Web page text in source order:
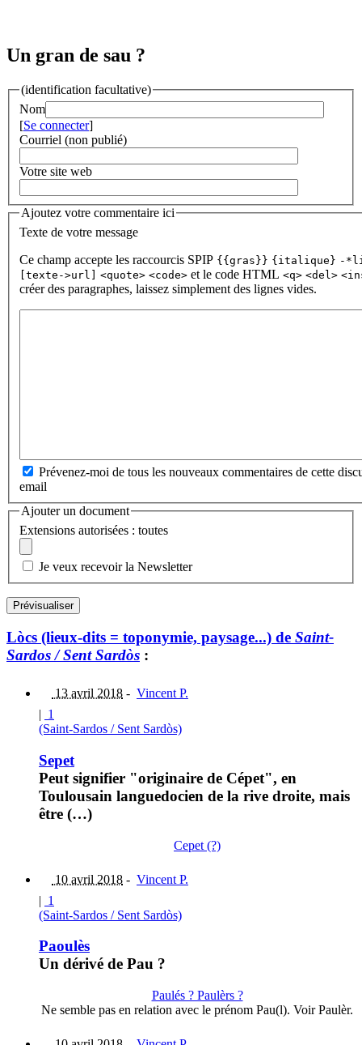
Un gran de sau ?
(identification facultative)
Nom
[Se connecter]
Courriel (non publié)
Votre site web
Ajoutez votre commentaire ici
Texte de votre message
Ce champ accepte les raccourcis SPIP {{gras}} {italique} -
[texte->url]
<quote> <code> et le code HTML <q> <del>
créer des paragraphes, laissez simplement des lignes vides.
Prévenez-moi de tous les nouveaux commentaires de cette
email
Ajouter un document
Extensions autorisées : toutes
Je veux recevoir la Newsletter
Lòcs (lieux-dits = toponymie, paysage...) de Saint-
Sardos / Sent Sardòs :
13 avril 2018 - Vincent P.
| 1
(Saint-Sardos / Sent Sardòs)
Sepet
Peut signifier "originaire de Cépet", en
Toulousain languedocien de la rive droite, mais
être (…)
Cepet (?)
10 avril 2018 - Vincent P.
| 1
(Saint-Sardos / Sent Sardòs)
Paoulès
Un dérivé de Pau ?
Paulés ? Paulèrs ?
Ne semble pas en relation avec le prénom Pau(l). Voir Paulèr.